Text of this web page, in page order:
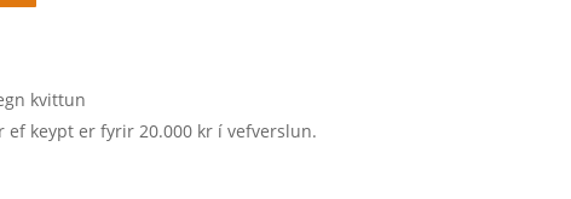
kvittun
ef keypt er fyrir 20.000 kr í vefverslun.